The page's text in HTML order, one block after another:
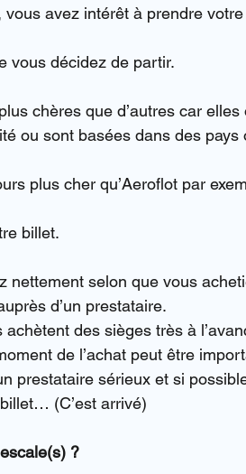
avez intérêt à prendre votre
vous décidez de partir.
chères que d’autres car
ou sont basées dans des pays
plus cher qu’Aeroflot par
billet.
nettement selon que vous
d’un prestataire.
des sièges très à
de l’achat peut être
prestataire sérieux et si
(C’est arrivé)
?